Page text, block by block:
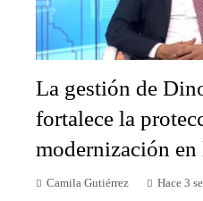
La gestión de
fortalece la
modernización en
Camila Gutiérrez Hace 3